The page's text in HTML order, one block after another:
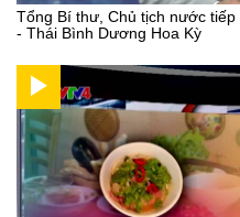
Tổng Bí thư, Chủ tịch nước
- Thái Bình Dương Hoa Kỳ